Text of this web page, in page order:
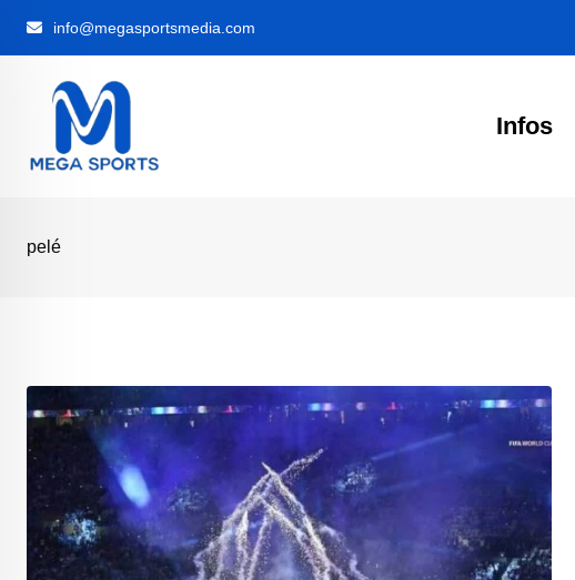
info@megasportsmedia.com
Infos
pelé